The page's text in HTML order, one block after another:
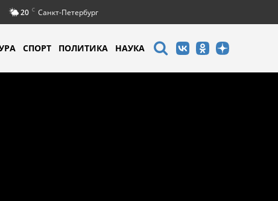
20 C Санкт-Петербург
СПОРТ ПОЛИТИКА НАУКА